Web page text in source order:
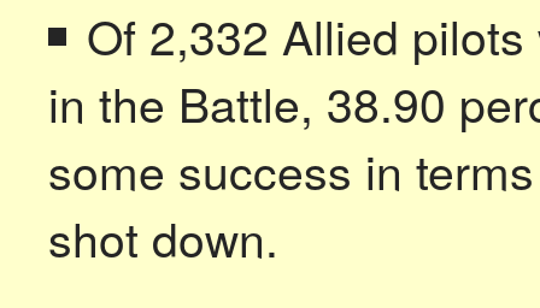
Of 2,332 Allied
in the Battle, 38.90
some success in
shot down.